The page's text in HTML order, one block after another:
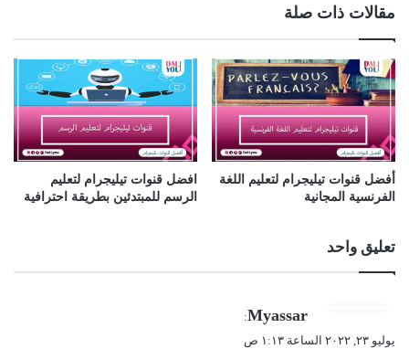
د
ك
ا
ل
إ
ل
ك
ت
مقالات ذات صلة
أفضل قنوات تيليجرام لتعليم اللغة
الفرنسية المجانية
افضل قنوات تيليجرام لتعليم
الرسم للمبتدئين بطريقة احترافية
تعليق واحد
ي
ق
Myassar
:
يوليو ٢٣, ٢٠٢٢ الساعة ١:١٣ ص